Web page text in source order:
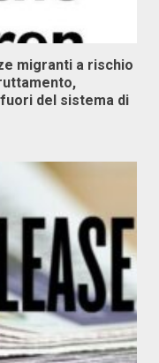
migranti a rischio
del sistema di